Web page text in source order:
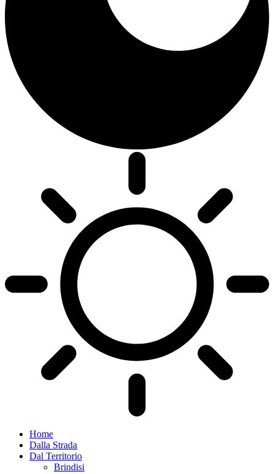
Home
Dalla Strada
Dal Territorio
Brindisi